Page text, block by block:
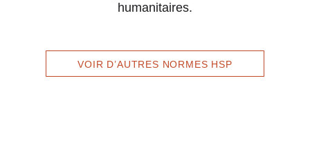
humanitaires.
VOIR D’AUTRES NORMES HSP